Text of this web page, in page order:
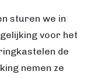
sturen we in
voor het
de
nemen ze